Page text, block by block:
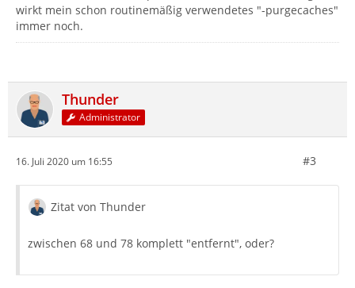
wirkt mein schon routinemäßig verwendetes "-purgecaches"
immer noch.
Thunder
Administrator
16. Juli 2020 um 16:55 #3
Zitat von Thunder
zwischen 68 und 78 komplett "entfernt", oder?